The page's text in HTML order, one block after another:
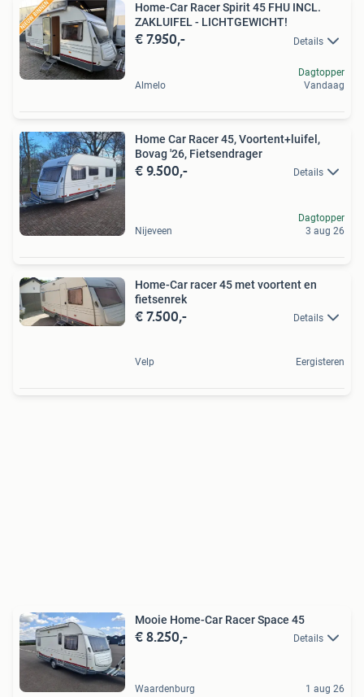
Home-Car Racer Spirit 45 FHU INCL.
ZAKLUIFEL - LICHTGEWICHT!
€ 7.950,- Details
Almelo
Dagtopper
Vandaag
Home Car Racer 45, Voortent+luifel,
Bovag '26, Fietsendrager
€ 9.500,- Details
Nijeveen
Dagtopper
3 aug 26
Home-Car racer 45 met voortent en
fietsenrek
€ 7.500,- Details
Velp Eergisteren
Mooie Home-Car Racer Space 45
€ 8.250,- Details
Waardenburg 1 aug 26